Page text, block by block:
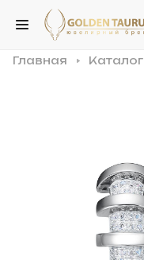
Главная Каталог